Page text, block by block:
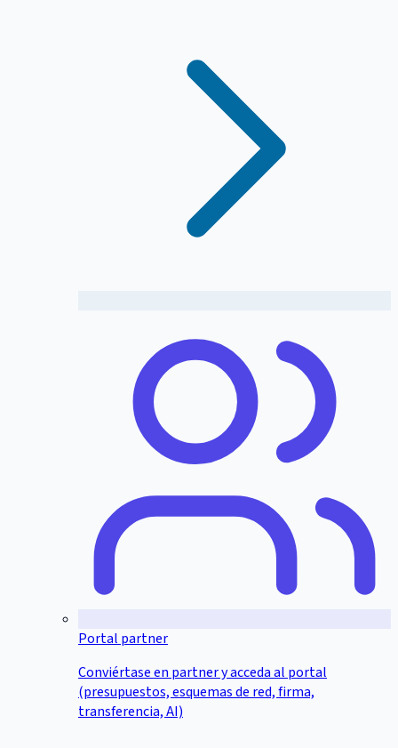
Portal partner
Conviértase en partner y acceda al portal
(presupuestos, esquemas de red, firma,
transferencia, AI)